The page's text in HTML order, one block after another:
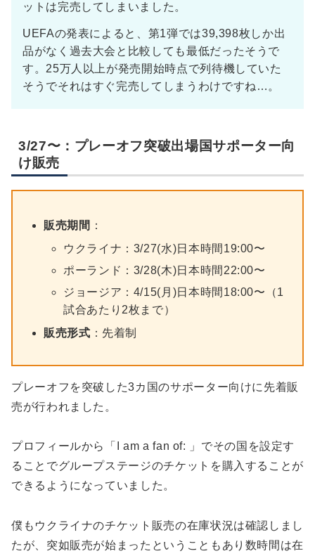
ットは完売してしまいました。
UEFAの発表によると、第1弾では39,398枚しか出
品がなく過去大会と比較しても最低だったそうで
す。25万人以上が発売開始時点で列待機していた
そうでそれはすぐ完売してしまうわけですね…。
3/27〜：プレーオフ突破出場国サポーター向
け販売
販売期間 ：
ウクライナ：3/27(水)日本時間19:00〜
ポーランド：3/28(木)日本時間22:00〜
ジョージア：4/15(月)日本時間18:00〜（1
試合あたり2枚まで）
販売形式 ：先着制
プレーオフを突破した3カ国のサポーター向けに先着販
売が行われました。
プロフィールから「I am a fan of: 」でその国を設定す
ることでグループステージのチケットを購入することが
できるようになっていました。
僕もウクライナのチケット販売の在庫状況は確認しまし
たが、突如販売が始まったということもあり数時間は在